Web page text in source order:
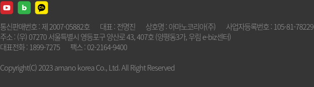
통신판매번호 : 제 2007-05882호 대표 : 전명진 상호명 : 아마노코리아(주)
사업자등록번호 : 105-81-78229
주소 : (우) 07270 서울특별시 영등포구 양산로 43, 407호 (양평동3가, 우림 e-biz센터)
대표전화 : 1899-7275
팩스 : 02-2164-9400
Copyright(C) 2023 amano korea Co., Ltd. All Right Reserved